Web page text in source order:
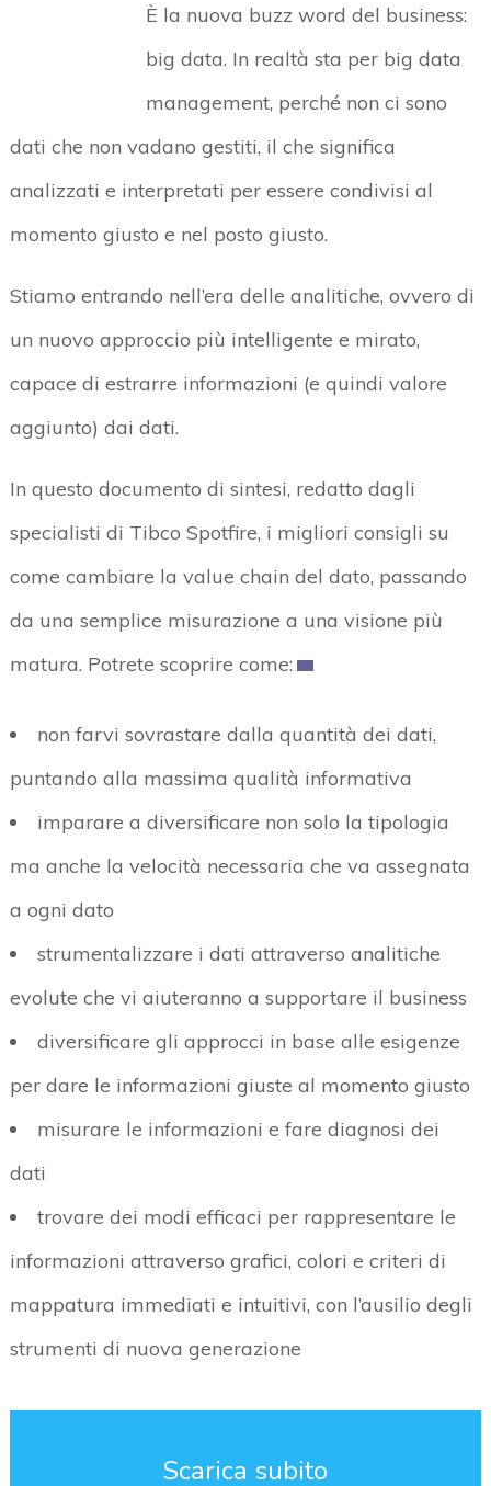
È la nuova buzz word del business:
big data. In realtà sta per big data
management, perché non ci sono
dati che non vadano gestiti, il che significa
analizzati e interpretati per essere condivisi al
momento giusto e nel posto giusto.
Stiamo entrando nell’era delle analitiche, ovvero di
un nuovo approccio più intelligente e mirato,
capace di estrarre informazioni (e quindi valore
aggiunto) dai dati.
In questo documento di sintesi, redatto dagli
specialisti di Tibco Spotfire, i migliori consigli su
come cambiare la value chain del dato, passando
da una semplice misurazione a una visione più
matura. Potrete scoprire come:
non farvi sovrastare dalla quantità dei dati,
puntando alla massima qualità informativa
imparare a diversificare non solo la tipologia
ma anche la velocità necessaria che va assegnata
a ogni dato
strumentalizzare i dati attraverso analitiche
evolute che vi aiuteranno a supportare il business
diversificare gli approcci in base alle esigenze
per dare le informazioni giuste al momento giusto
misurare le informazioni e fare diagnosi dei
dati
trovare dei modi efficaci per rappresentare le
informazioni attraverso grafici, colori e criteri di
mappatura immediati e intuitivi, con l’ausilio degli
strumenti di nuova generazione
Scarica subito